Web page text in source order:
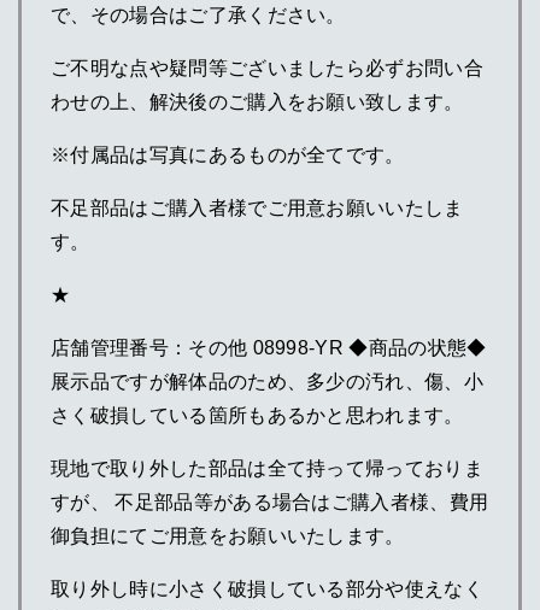
で、その場合はご了承ください。
ご不明な点や疑問等ございましたら必ずお問い合
わせの上、解決後のご購入をお願い致します。
※付属品は写真にあるものが全てです。
不足部品はご購入者様でご用意お願いいたしま
す。
★
店舗管理番号：その他 08998-YR ◆商品の状態◆
展示品ですが解体品のため、多少の汚れ、傷、小
さく破損している箇所もあるかと思われます。
現地で取り外した部品は全て持って帰っておりま
すが、 不足部品等がある場合はご購入者様、費用
御負担にてご用意をお願いいたします。
取り外し時に小さく破損している部分や使えなく